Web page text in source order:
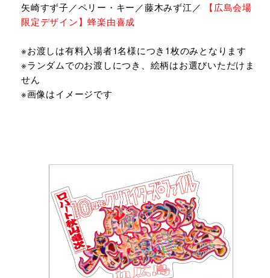
⽮崎すず⼦／ペリー・キー／藤⽊みず江／
【広島会場
限定デザイン】蜂楽由喜成
※お渡しは有料入場者1名様につき1枚のみとなります
※ランダムでのお渡しにつき、絵柄はお選びいただけま
せん
※画像はイメージです